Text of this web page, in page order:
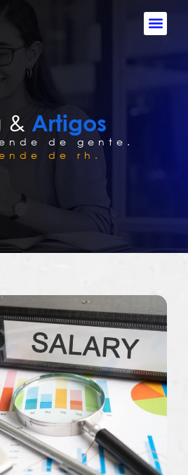
& Artigos
de gente.
de rh.